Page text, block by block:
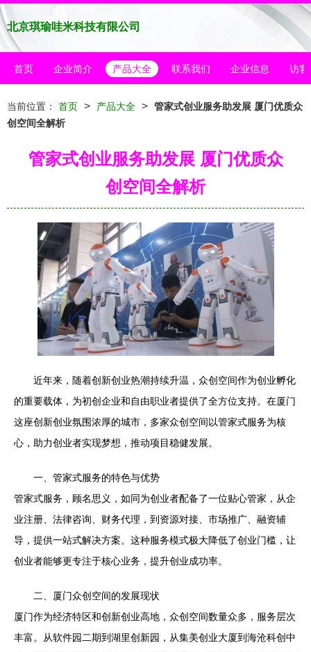
北京琪瑜哇米科技有限公司
首页 企业简介 产品大全 联系我们 企业信息 访客
当前位置： 首页 > 产品大全 > 管家式创业服务助发展 厦门优质众
创空间全解析
管家式创业服务助发展 厦门优质众
创空间全解析
近年来，随着创新创业热潮持续升温，众创空间作为创业孵化
的重要载体，为初创企业和自由职业者提供了全方位支持。在厦门
这座创新创业氛围浓厚的城市，多家众创空间以管家式服务为核
心，助力创业者实现梦想，推动项目稳健发展。
一、管家式服务的特色与优势
管家式服务，顾名思义，如同为创业者配备了一位贴心管家，从企
业注册、法律咨询、财务代理，到资源对接、市场推广、融资辅
导，提供一站式解决方案。这种服务模式极大降低了创业门槛，让
创业者能够更专注于核心业务，提升创业成功率。
二、厦门众创空间的发展现状
厦门作为经济特区和创新创业高地，众创空间数量众多，服务层次
丰富。从软件园二期到湖里创新园，从集美创业大厦到海沧科创中